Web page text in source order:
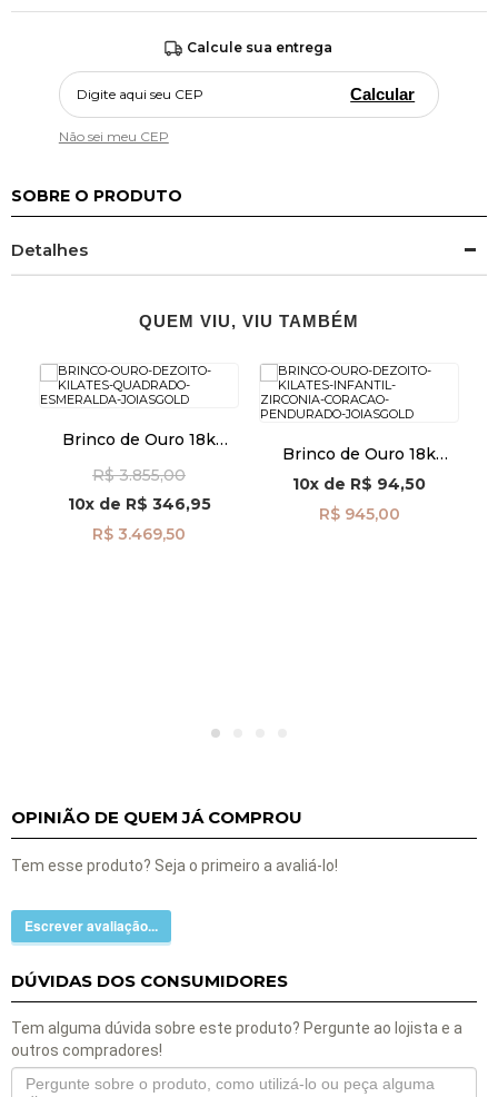
Calcule sua entrega
Calcular
Não sei meu CEP
SOBRE O PRODUTO
Detalhes
QUEM VIU, VIU TAMBÉM
Brinco de Ouro 18k
Esmeralda br29488
R$ 3.855,00
10xde R$ 346,95
R$ 3.469,50
Brinco de Ouro 18k
Infantil Zircônia e
Coração Pendurado
br29495
10x de R$ 94,50
R$ 945,00
OPINIÃO DE QUEM JÁ COMPROU
Tem esse produto? Seja o primeiro a avaliá-lo!
Escrever avaliação...
DÚVIDAS DOS CONSUMIDORES
Tem alguma dúvida sobre este produto? Pergunte ao lojista e a
outros compradores!